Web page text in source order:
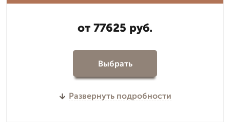
от 77625 руб.
Выбрать
Развернуть подробности